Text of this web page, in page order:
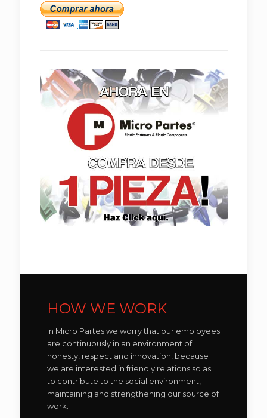
HOW WE WORK
In Micro Partes we worry that our employees
are continuously in an environment of
honesty, respect and innovation, because
we are interested in friendly relations so as
to contribute to the social environment,
maintaining and strengthening our source of
work.